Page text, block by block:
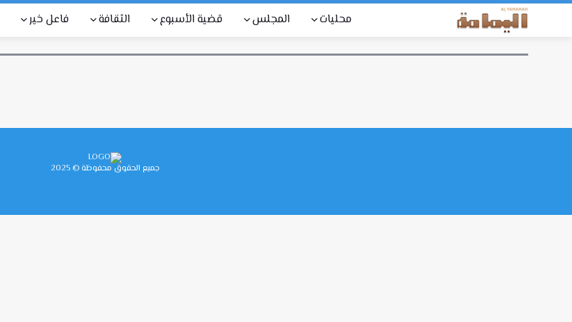
محليات المجلس قضية الأسبوع الثقافة فاعل خير
جميع الحقوق محفوظة © 2025